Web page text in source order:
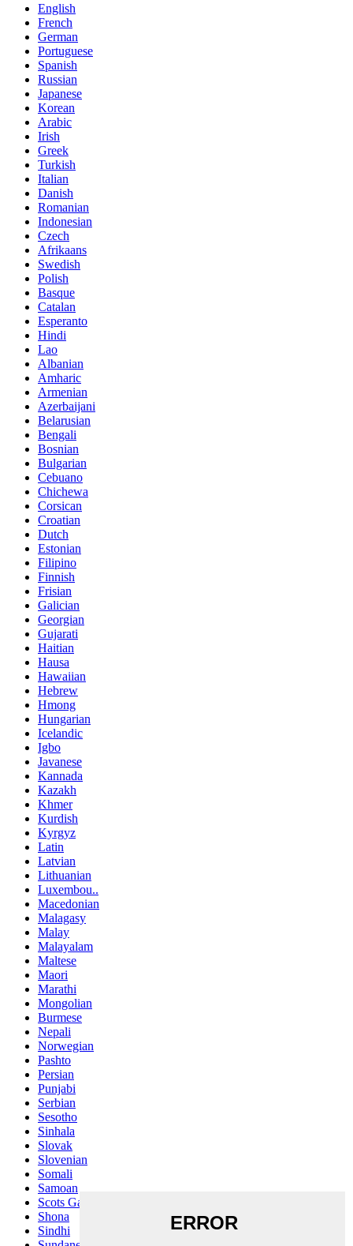
English
French
German
Portuguese
Spanish
Russian
Japanese
Korean
Arabic
Irish
Greek
Turkish
Italian
Danish
Romanian
Indonesian
Czech
Afrikaans
Swedish
Polish
Basque
Catalan
Esperanto
Hindi
Lao
Albanian
Amharic
Armenian
Azerbaijani
Belarusian
Bengali
Bosnian
Bulgarian
Cebuano
Chichewa
Corsican
Croatian
Dutch
Estonian
Filipino
Finnish
Frisian
Galician
Georgian
Gujarati
Haitian
Hausa
Hawaiian
Hebrew
Hmong
Hungarian
Icelandic
Igbo
Javanese
Kannada
Kazakh
Khmer
Kurdish
Kyrgyz
Latin
Latvian
Lithuanian
Luxembou..
Macedonian
Malagasy
Malay
Malayalam
Maltese
Maori
Marathi
Mongolian
Burmese
Nepali
Norwegian
Pashto
Persian
Punjabi
Serbian
Sesotho
Sinhala
Slovak
Slovenian
Somali
Samoan
Scots Gaelic
Shona
Sindhi